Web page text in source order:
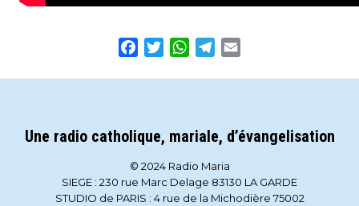
Facebook
TwitterWhatsApp
Telegram
Une radio catholique, mariale, d’évangelisation
© 2024 Radio Maria
SIEGE : 230 rue Marc Delage 83130 LA GARDE
STUDIO de PARIS : 4 rue de la Michodière 75002